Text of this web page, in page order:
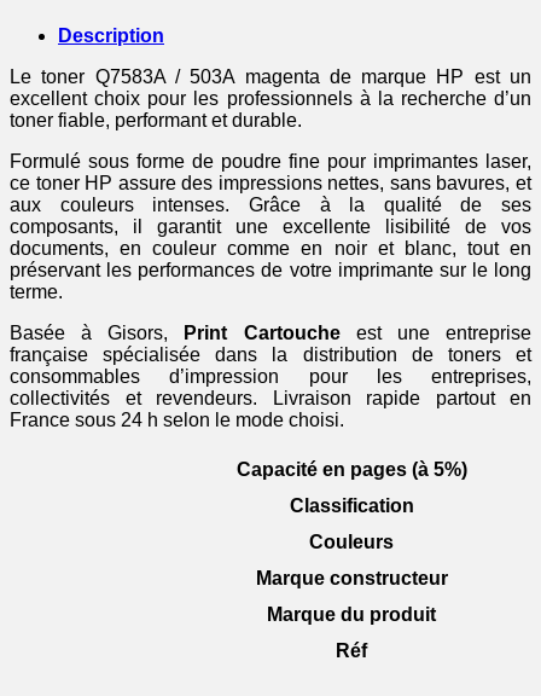
Description
Le toner Q7583A / 503A magenta de marque HP est un
excellent choix pour les professionnels à la recherche d’un
toner fiable, performant et durable.
Formulé sous forme de poudre fine pour imprimantes laser,
ce toner HP assure des impressions nettes, sans bavures, et
aux couleurs intenses. Grâce à la qualité de ses
composants, il garantit une excellente lisibilité de vos
documents, en couleur comme en noir et blanc, tout en
préservant les performances de votre imprimante sur le long
terme.
Basée à Gisors,
Print Cartoucheest une entreprise
française spécialisée dans la distribution de toners et
consommables d’impression pour les entreprises,
collectivités et revendeurs. Livraison rapide partout en
France sous 24 h selon le mode choisi.
Capacité en pages (à 5%)
Classification
Couleurs
Marque constructeur
Marque du produit
Réf